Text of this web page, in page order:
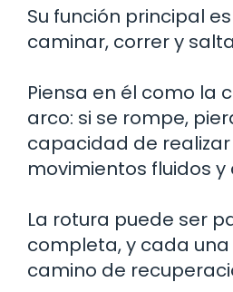
Su función principal
caminar, correr y
Piensa en él como la
arco: si se rompe,
capacidad de realizar
movimientos fluidos
La rotura puede ser
completa, y cada
camino de